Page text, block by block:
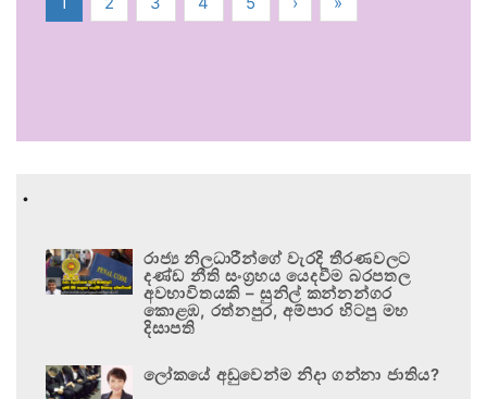
.
රාජ්‍ය නිලධාරීන්ගේ වැරදි තීරණවලට
දණ්ඩ නීති සංග්‍රහය යෙදවීම බරපතල
අවභාවිතයකි – සුනිල් කන්නන්ගර
කොළඹ, රත්නපුර, අම්පාර හිටපු මහ
දිසාපති
ලෝකයේ අඩුවෙන්ම නිදා ගන්නා ජාතිය?